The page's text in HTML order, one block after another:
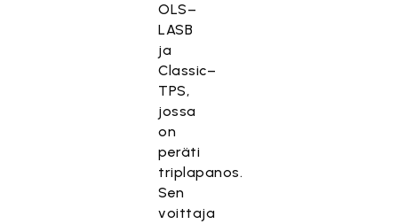
OLS–
LASB
ja
Classic–
TPS,
jossa
on
peräti
triplapanos.
Sen
voittaja